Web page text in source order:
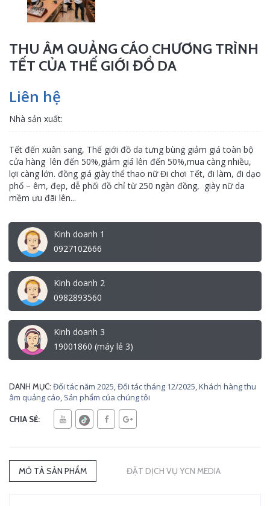
THU ÂM QUẢNG CÁO CHƯƠNG TRÌNH
TẾT CỦA THẾ GIỚI ĐỒ DA
Liên hệ
Nhà sản xuất:
Tết đến xuân sang, Thế giới đồ da tưng bùng giảm giá toàn bộ
cửa hàng lên đến 50%,giảm giá lên đến 50%,mua càng nhiều,
lợi càng lớn. đồng giá giày thể thao nữ Đi chơi Tết, đi làm, đi dạo
phố – êm, đẹp, dễ phối đồ chỉ từ 250 ngàn đồng, giày nữ da
mềm ưu đãi lên...
Kinh doanh 1
0927102666
Kinh doanh 2
0982893560
Kinh doanh 3
19001860 (máy lẻ 3)
DANH MỤC: Đối tác năm 2025,Đối tác tháng 12/2025,Khách hàng thu
âm quảng cáo, Sản phẩm của chúng tôi
CHIA SẺ:
MÔ TẢ SẢN PHẨM ĐẶT DỊCH VỤ YCN MEDIA